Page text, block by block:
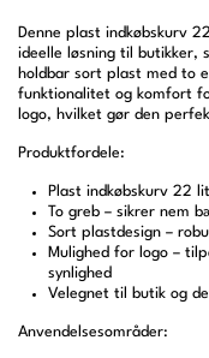
Denne plast indkøbskurv
ideelle løsning til butikker,
holdbar sort plast med to
funktionalitet og komfort
logo, hvilket gør den
Produktfordele:
Plast indkøbskurv 22
To greb – sikrer nem
Sort plastdesign –
Mulighed for logo –
synlighed
Velegnet til butik og
Anvendelsesområder: